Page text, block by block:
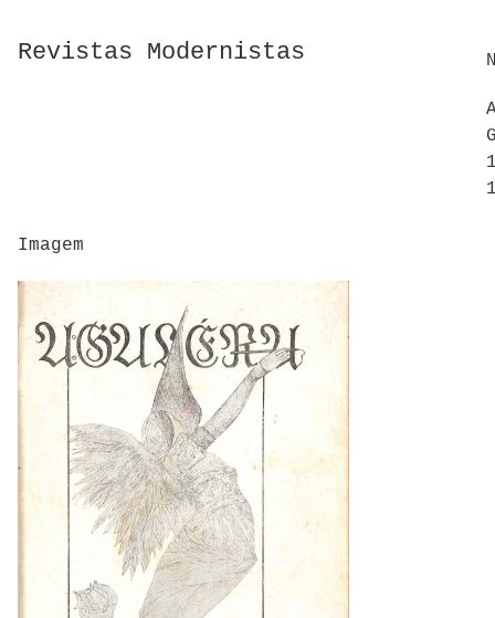
Revistas Modernistas
Imagem